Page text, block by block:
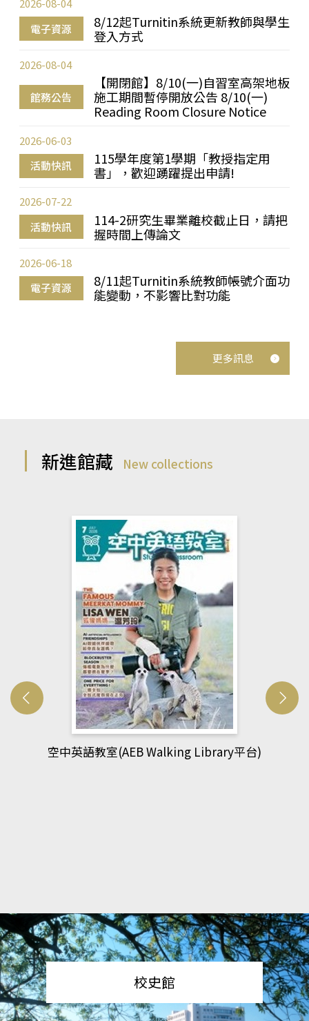
電子資源
8/12起Turnitin系統更新教師與學生
登入方式
2026-08-04
館務公告
【開閉館】8/10(一)自習室高架地板
施工期間暫停開放公告 8/10(一)
Reading Room Closure Notice
2026-08-04
活動快訊
115學年度第1學期「教授指定用
書」，歡迎踴躍提出申請!
2026-06-03
活動快訊
114-2研究生畢業離校截止日，請把
握時間上傳論文
2026-07-22
電子資源
8/11起Turnitin系統教師帳號介面功
能變動，不影響比對功能
2026-06-18
更多訊息
新進館藏 New collections
網管人(kono平台)
校史館